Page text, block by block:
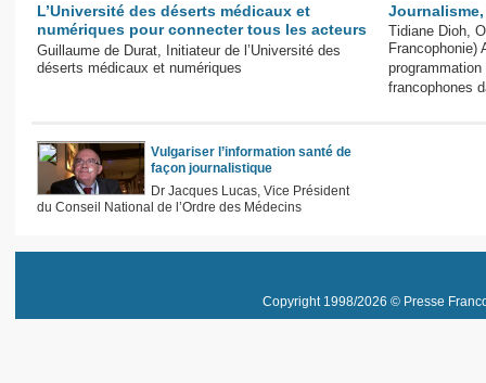
L’Université des déserts médicaux et
numériques pour connecter tous les acteurs
Guillaume de Durat, Initiateur de l’Université des
déserts médicaux et numériques
Tidiane Dioh,
Francophonie)
francophones
Vulgariser l’information santé de
façon journalistique
Dr Jacques Lucas, Vice Président
du Conseil National de l’Ordre des Médecins
Copyright 1998/2026 © Presse